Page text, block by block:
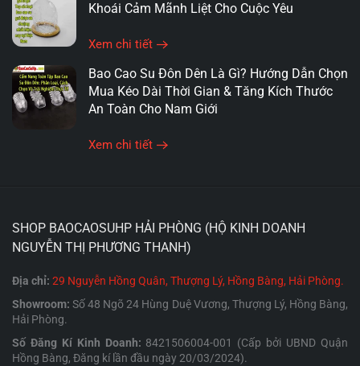
BAO CAO SU GIA ĐÌNH HẢI
PHÒNG
là nơi tình yêu được vun đắp và thể hiện
thăng hoamột cáchan toàn.
Tại Hải Phòng, Shop Bao Cao Su Hải Phòngcung
cấp đa dạng các loại bao cao su dành cho các cặp
vợ chồng
những sản phẩm phù hợp với nhu cầu và mong
Khoái Cảm Mãnh Liệt Cho Cuộc Yêu
Xem chi tiết
Bao Cao Su Đôn Dên Là Gì? Hướng Dẫn Chọn
Mua Kéo Dài Thời Gian & Tăng Kích Thước
An Toàn Cho Nam Giới
Xem chi tiết
SHOP BAOCAOSUHP HẢI PHÒNG (HỘ KINH DOANH
NGUYỄN THỊ PHƯƠNG THANH)
Địa chỉ: 29 Nguyễn Hồng Quân, Thượng Lý, Hồng Bàng, Hải Phòng.
Showroom: Số 48 Ngõ 24 Hùng Duệ Vương, Thượng Lý, Hồng Bàng,
Hải Phòng.
Số Đăng Kí Kinh Doanh: 8421506004-001 (Cấp bởi UBND Quận
Hồng Bàng, Đăng kí lần đầu ngày 20/03/2024).